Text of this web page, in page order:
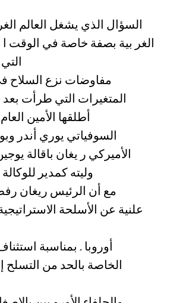
السؤال الذي يشغل العالم
الغر بية بصفة خاصة في الوقت ا
مفاوضات نزع
المتغيرات التي طرأت بعد
أطلقها الأمين
السوفياتي يوري أندر
الأميركي ر يغان باقالة
وليته كمدير
مع أن الرئيس ريغان
أوروبا . بمناسبة
الخاصة بالحد من التسلح